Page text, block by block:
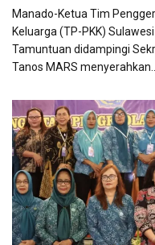
Manado-Ketua Tim
Keluarga (TP-PKK)
Tamuntuan didampingi
Tanos MARS menyerahkan…